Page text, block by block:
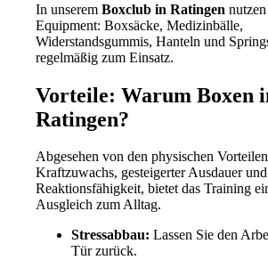
In unseremBoxclub in Ratingen
Equipment: Boxsäcke, Medizinbälle,
Widerstandsgummis, Hanteln und
regelmäßig zum Einsatz.
Vorteile: Warum Boxen
Ratingen?
Abgesehen von den physischen
Kraftzuwachs, gesteigerter Ausdauer
Reaktionsfähigkeit, bietet das Training
Ausgleich zum Alltag.
Stressabbau: Lassen Sie den
Tür zurück.